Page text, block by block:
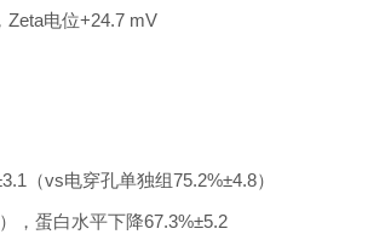
Zeta电位+24.7 mV
（vs电穿孔单独组75.2%±4.8）
，蛋白水平下降67.3%±5.2